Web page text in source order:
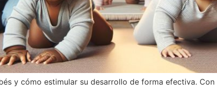
y cómo estimular su desarrollo de forma efectiva.